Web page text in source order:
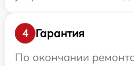
4
Гарантия
По окончании